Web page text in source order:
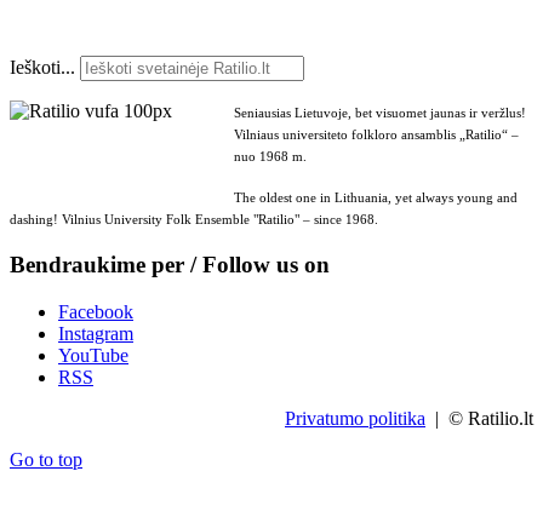
Ieškoti...
Seniausias Lietuvoje, bet visuomet jaunas ir veržlus!
Vilniaus universiteto folkloro ansamblis „Ratilio“ –
nuo 1968 m.
The oldest one in Lithuania, yet always young and
dashing! Vilnius University Folk Ensemble "Ratilio" – since 1968.
Bendraukime per / Follow us on
Facebook
Instagram
YouTube
RSS
Privatumo politika | © Ratilio.lt
Go to top